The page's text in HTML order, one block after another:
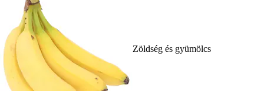
Zöldség és gyümölcs